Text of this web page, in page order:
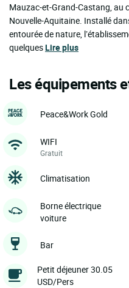
Mauzac-et-Grand-Castang, au
Nouvelle-Aquitaine. Installé
entourée de nature,
quelquesLire plus
Les équipements
Peace&Work Gold
WIFI
Gratuit
Climatisation
Borne électrique
voiture
Bar
Petit déjeuner 30.05
USD/Pers